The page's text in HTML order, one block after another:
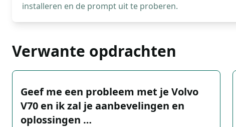
installeren en de prompt uit te proberen.
Verwante opdrachten
Geef me een probleem met je Volvo
V70 en ik zal je aanbevelingen en
oplossingen …